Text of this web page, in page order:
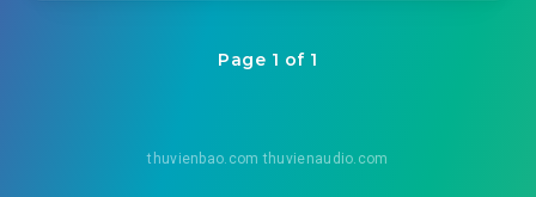
Page 1 of 1
thuvienbao.com thuvienaudio.com